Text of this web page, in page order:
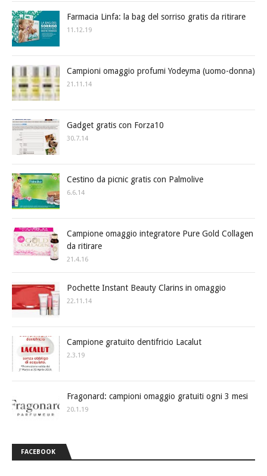
Farmacia Linfa: la bag del sorriso gratis da ritirare
11.12.19
Campioni omaggio profumi Yodeyma (uomo-donna)
21.11.14
Gadget gratis con Forza10
30.7.14
Cestino da picnic gratis con Palmolive
6.6.14
Campione omaggio integratore Pure Gold Collagen
da ritirare
21.4.16
Pochette Instant Beauty Clarins in omaggio
22.11.14
Campione gratuito dentifricio Lacalut
2.3.19
Fragonard: campioni omaggio gratuiti ogni 3 mesi
20.1.19
FACEBOOK